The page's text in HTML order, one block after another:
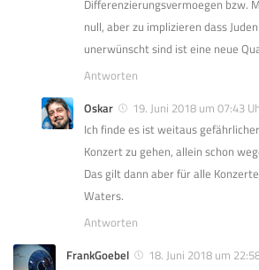
Differenzierungsvermoegen bzw.
null, aber zu implizieren dass
unerwünscht sind ist eine neue
Antworten
Oskar
19. Juni 2018 um 07:43
Ich finde es ist weitaus
Konzert zu gehen, allein schon
Das gilt dann aber für alle
Waters.
Antworten
FrankGoebel
18. Juni 2018 um